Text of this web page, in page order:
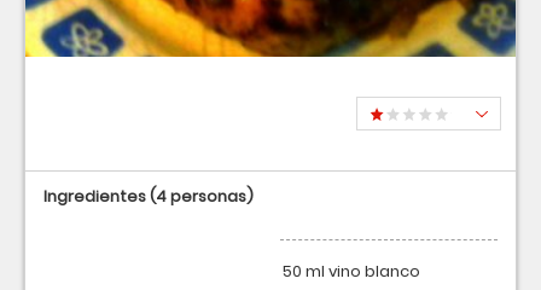
Ingredientes(4 personas)
50 ml vino blanco